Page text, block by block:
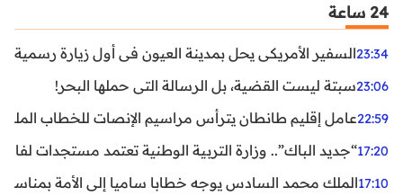
24 ساعة
23:34السفير الأمريكي يحل بمدينة العيون في أول زيارة رسمية
23:06سبتة ليست القضية، بل الرسالة التي حملها البحر!
22:59عامل إقليم طانطان يترأس مراسيم الإنصات للخطاب
17:20“جديد الباك”.. وزارة التربية الوطنية تعتمد مستجدات
17:10الملك محمد السادس يوجه خطابا ساميا إلى الأمة بمناسبة الذكرى الـ27